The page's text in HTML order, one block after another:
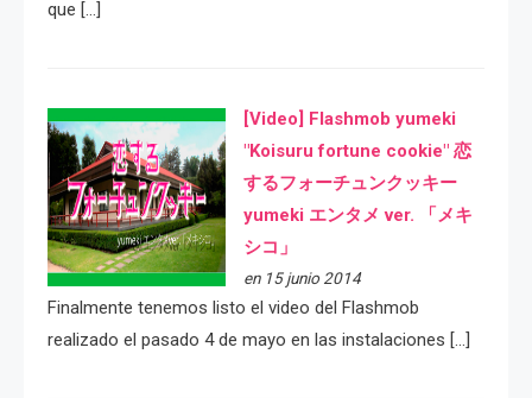
que […]
[Video] Flashmob yumeki
"Koisuru fortune cookie" 恋
するフォーチュンクッキー
yumeki エンタメ ver. 「メキ
シコ」
en 15 junio 2014
Finalmente tenemos listo el video del Flashmob
realizado el pasado 4 de mayo en las instalaciones […]